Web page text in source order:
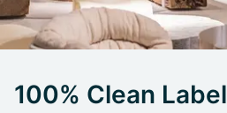
100% Clean